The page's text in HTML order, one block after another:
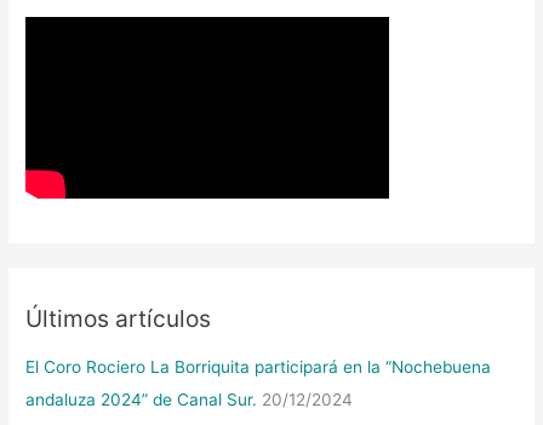
Últimos artículos
El Coro Rociero La Borriquita participará en la “Nochebuena
andaluza 2024” de Canal Sur. 20/12/2024